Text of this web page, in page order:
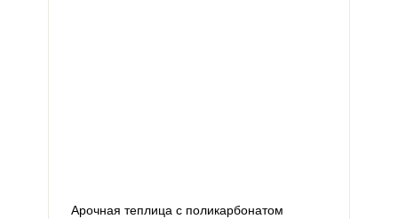
Арочная теплица с поликарбонатом